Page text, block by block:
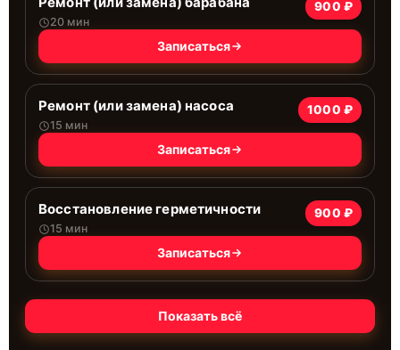
20 мин
900 ₽
Записаться
Ремонт (или замена) насоса
15 мин
1000 ₽
Записаться
Восстановление герметичности
15 мин
900 ₽
Записаться
Показать всё